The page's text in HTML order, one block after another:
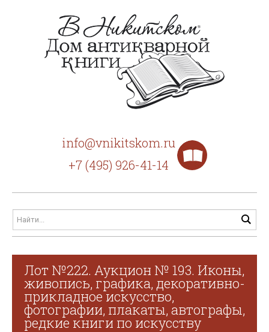
info@vnikitskom.ru
+7 (495) 926-41-14
Лот №222. Аукцион № 193. Иконы,
живопись, графика, декоративно-
прикладное искусство,
фотографии, плакаты, автографы,
редкие книги по искусству